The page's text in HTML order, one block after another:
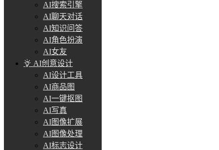
AI搜索引擎
AI聊天对话
AI知识问答
AI角色扮演
AI女友
AI创意设计
AI设计工具
AI商品图
AI一键抠图
AI写真
AI图像扩展
AI图像处理
AI标志设计